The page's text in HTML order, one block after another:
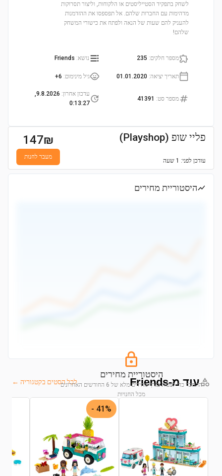
לשחק בתפקיד הסטייליסטים או הלקוחות, וליצור תסרוקות
מדהימות עם החברות שלהם. אל תפספסו את ההזדמנות
להעניק להם שעות של הנאה ולפתח את כישורי המשחק
שלהם!
מספר חלקים:
235 נושא:
Friends
תאריך יציאה:
01.01.2020 גיל מינימום:
6+
מספר סט:
41391
עדכון אחרון:
9.8.2026,
0:13:27
פליי שופ (Playshop)
עודכן לפני: 1 שעה
147₪
מעבר לחנות
היסטוריית מחירים
היסטוריית מחירים
התחבר כדי לצפות בגרף מחירים מלא של 6 החודשים האחרונים
מכל החנויות
התחבר לצפייה בגרף
עוד מ-Friends לכל הסטים בקטגוריה ←
41% -